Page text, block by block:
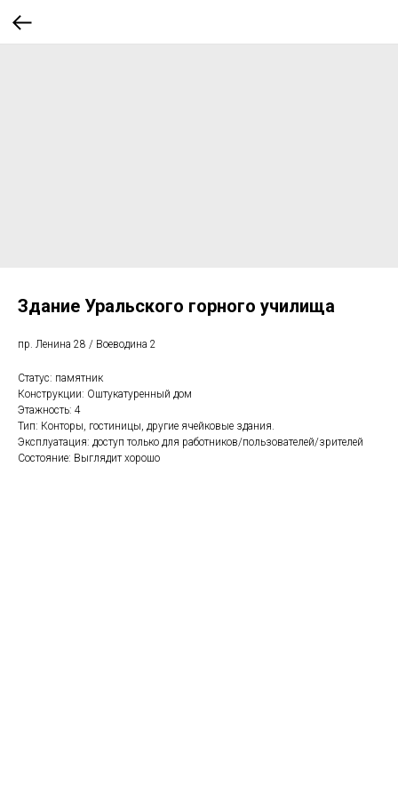
Здание Уральского горного училища
пр. Ленина 28 / Воеводина 2
Статус: памятник
Конструкции: Оштукатуренный дом
Этажность: 4
Тип: Конторы, гостиницы, другие ячейковые здания.
Эксплуатация: доступ только для работников/пользователей/зрителей
Состояние: Выглядит хорошо